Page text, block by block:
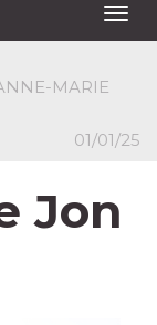
MARIE
01/01/25
Jon